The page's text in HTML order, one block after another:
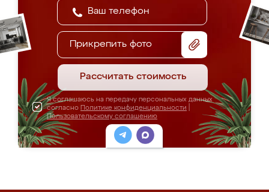
Прикрепить фото
Рассчитать стоимость
Я соглашаюсь на передачу персональных данных
согласно Политике конфиденциальности
Пользовательскому соглашению